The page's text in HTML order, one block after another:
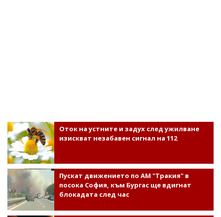
Оток на устните и задух след ужилване
изискват незабавен сигнал на 112
Пускат движението по АМ "Тракия" в
посока София, към Бургас ще вдигнат
блокадата след час